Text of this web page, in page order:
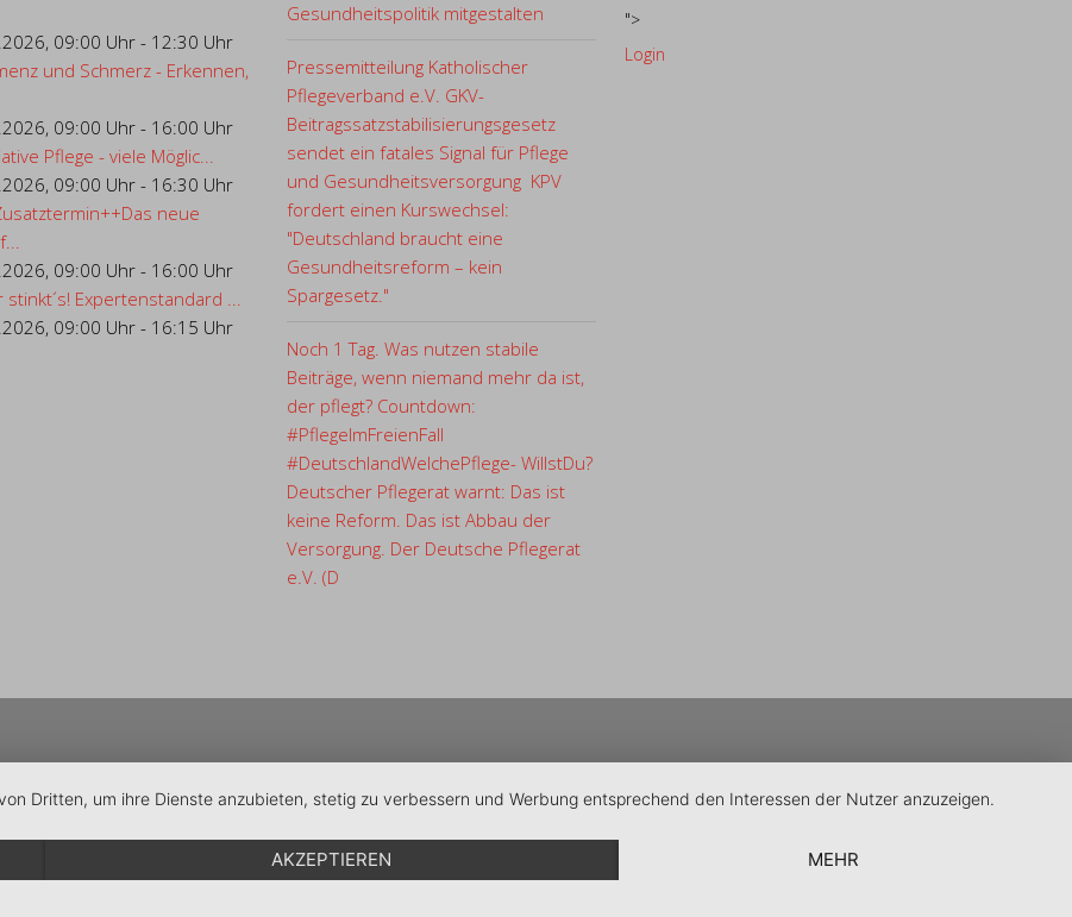
, 09:00 Uhr- 12:30 Uhr
und Schmerz - Erkennen,
, 09:00 Uhr- 16:00 Uhr
Pflege - viele Möglic...
, 09:00 Uhr- 16:30 Uhr
neue
, 09:00 Uhr- 16:00 Uhr
stinkt´s! Expertenstandard ...
, 09:00 Uhr- 16:15 Uhr
Gesundheitspolitik mitgestalten
Pressemitteilung Katholischer
Pflegeverband e.V. GKV-
Beitragssatzstabilisierungsgesetz
sendet ein fatales Signal für Pflege
und Gesundheitsversorgung KPV
fordert einen Kurswechsel:
"Deutschland braucht eine
Gesundheitsreform – kein
Spargesetz."
Noch 1 Tag. Was nutzen stabile
Beiträge, wenn niemand mehr da ist,
der pflegt? Countdown:
#PflegeImFreienFall
#DeutschlandWelchePflege- WillstDu?
Deutscher Pflegerat warnt: Das ist
keine Reform. Das ist Abbau der
Versorgung. Der Deutsche Pflegerat
e.V. (D
">
Login
Dritten, um ihre Dienste anzubieten, stetig zu verbessern und Werbung entsprechend den Interessen der Nutzer anzuzeigen.
AKZEPTIEREN MEHR